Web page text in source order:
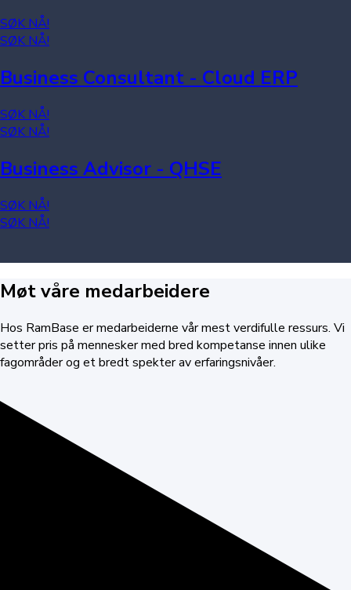
SØK NÅ!
SØK NÅ!
Business Consultant - Cloud ERP
SØK NÅ!
SØK NÅ!
Business Advisor - QHSE
SØK NÅ!
SØK NÅ!
Møt våre medarbeidere
Hos RamBase er medarbeiderne vår mest verdifulle ressurs. Vi
setter pris på mennesker med bred kompetanse innen ulike
fagområder og et bredt spekter av erfaringsnivåer.